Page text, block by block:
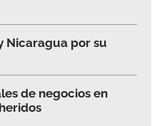
Nicaragua por su
de negocios en